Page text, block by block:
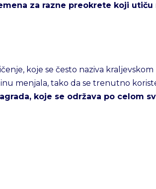
za razne preokrete koji utiču
koje se često naziva kraljevskom
menjala, tako da se trenutno
koje se održava po celom